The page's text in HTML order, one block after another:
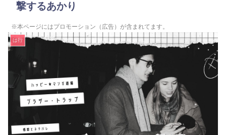
撃するあかり
※本ページにはプロモーション（広告）が含まれてます。
は行